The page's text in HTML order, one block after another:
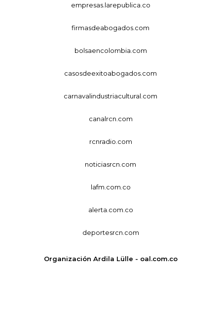
empresas.larepublica.co
firmasdeabogados.com
bolsaencolombia.com
casosdeexitoabogados.com
carnavalindustriacultural.com
canalrcn.com
rcnradio.com
noticiasrcn.com
lafm.com.co
alerta.com.co
deportesrcn.com
Organización Ardila Lülle - oal.com.co